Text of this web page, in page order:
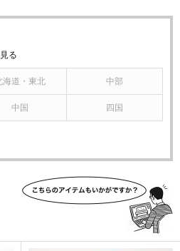
る
海道・東北 中部
中国 四国